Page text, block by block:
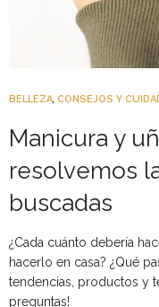
BELLEZA, CONSEJOS Y
Manicura y
resolvemos
buscadas
¿Cada cuánto debería
hacerlo en casa? ¿Qué
tendencias, productos y
preguntas!